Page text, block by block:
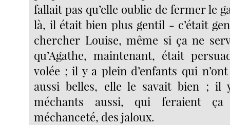
fallait pas qu’elle oublie de fermer le
là, il était bien plus gentil - c’était
chercher Louise, même si ça ne
qu’Agathe, maintenant, était
volée ; il y a plein d’enfants qui
aussi belles, elle le savait bien ;
méchants aussi, qui feraient
méchanceté, des jaloux.